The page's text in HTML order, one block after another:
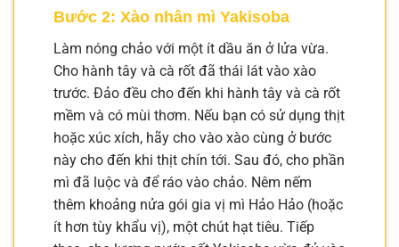
Bước 2: Xào nhân mì Yakisoba
Làm nóng chảo với một ít dầu ăn ở lửa vừa.
Cho hành tây và cà rốt đã thái lát vào xào
trước. Đảo đều cho đến khi hành tây và cà rốt
mềm và có mùi thơm. Nếu bạn có sử dụng thịt
hoặc xúc xích, hãy cho vào xào cùng ở bước
này cho đến khi thịt chín tới. Sau đó, cho phần
mì đã luộc và để ráo vào chảo. Nêm nếm
thêm khoảng nửa gói gia vị mì Hảo Hảo (hoặc
ít hơn tùy khẩu vị), một chút hạt tiêu. Tiếp